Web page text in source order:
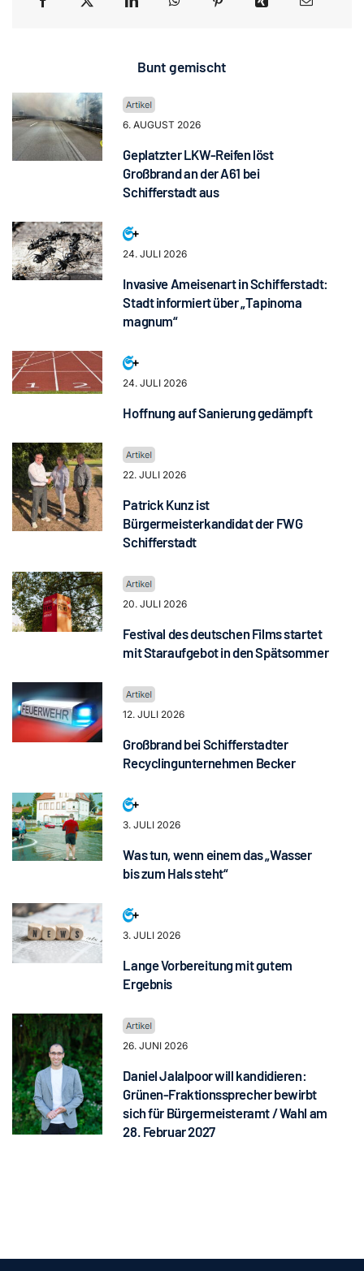
Bunt gemischt
6. AUGUST 2026
Geplatzter LKW-Reifen löst
Großbrand an der A61 bei
Schifferstadt aus
24. JULI 2026
Invasive Ameisenart in Schifferstadt:
Stadt informiert über „Tapinoma
magnum“
24. JULI 2026
Hoffnung auf Sanierung gedämpft
22. JULI 2026
Patrick Kunz ist
Bürgermeisterkandidat der FWG
Schifferstadt
20. JULI 2026
Festival des deutschen Films startet
mit Staraufgebot in den Spätsommer
12. JULI 2026
Großbrand bei Schifferstadter
Recyclingunternehmen Becker
3. JULI 2026
Was tun, wenn einem das „Wasser
bis zum Hals steht“
3. JULI 2026
Lange Vorbereitung mit gutem
Ergebnis
26. JUNI 2026
Daniel Jalalpoor will kandidieren:
Grünen-Fraktionssprecher bewirbt
sich für Bürgermeisteramt / Wahl am
28. Februar 2027